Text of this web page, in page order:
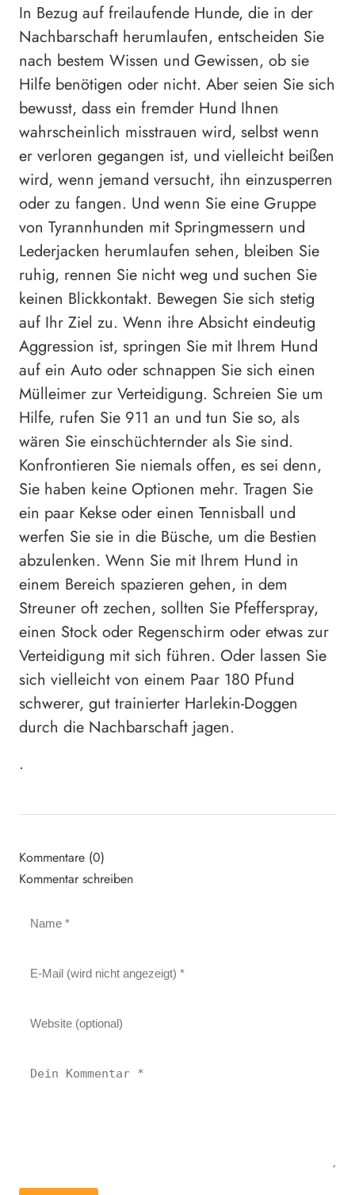
In Bezug auf freilaufende Hunde, die in der
Nachbarschaft herumlaufen, entscheiden Sie
nach bestem Wissen und Gewissen, ob sie
Hilfe benötigen oder nicht. Aber seien Sie sich
bewusst, dass ein fremder Hund Ihnen
wahrscheinlich misstrauen wird, selbst wenn
er verloren gegangen ist, und vielleicht beißen
wird, wenn jemand versucht, ihn einzusperren
oder zu fangen. Und wenn Sie eine Gruppe
von Tyrannhunden mit Springmessern und
Lederjacken herumlaufen sehen, bleiben Sie
ruhig, rennen Sie nicht weg und suchen Sie
keinen Blickkontakt. Bewegen Sie sich stetig
auf Ihr Ziel zu. Wenn ihre Absicht eindeutig
Aggression ist, springen Sie mit Ihrem Hund
auf ein Auto oder schnappen Sie sich einen
Mülleimer zur Verteidigung. Schreien Sie um
Hilfe, rufen Sie 911 an und tun Sie so, als
wären Sie einschüchternder als Sie sind.
Konfrontieren Sie niemals offen, es sei denn,
Sie haben keine Optionen mehr. Tragen Sie
ein paar Kekse oder einen Tennisball und
werfen Sie sie in die Büsche, um die Bestien
abzulenken. Wenn Sie mit Ihrem Hund in
einem Bereich spazieren gehen, in dem
Streuner oft zechen, sollten Sie Pfefferspray,
einen Stock oder Regenschirm oder etwas zur
Verteidigung mit sich führen. Oder lassen Sie
sich vielleicht von einem Paar 180 Pfund
schwerer, gut trainierter Harlekin-Doggen
durch die Nachbarschaft jagen.
.
Kommentare (0)
Kommentar schreiben